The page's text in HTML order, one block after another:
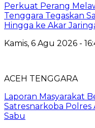
Perkuat Perang
Tenggara Tegaskan
Hingga ke Akar
Kamis, 6 Agu 2026 -
ACEH TENGGARA
Laporan Masyarakat
Satresnarkoba Polres
Sabu